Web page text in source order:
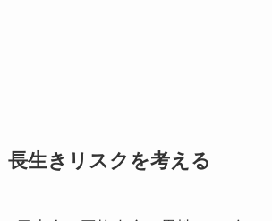
長生きリスクを考える